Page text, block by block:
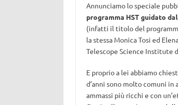
Annunciamo lo speciale
programma HST guidato
(infatti il titolo del
la stessa Monica Tosi ed
Telescope Science Institute
E proprio a lei abbiamo
d’anni sono molto comuni
ammassi più ricchi e con